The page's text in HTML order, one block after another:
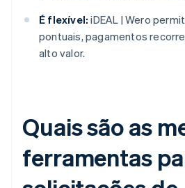
É flexível: iDEAL | Wero
pontuais, pagamentos
alto valor.
Quais são as
ferramentas